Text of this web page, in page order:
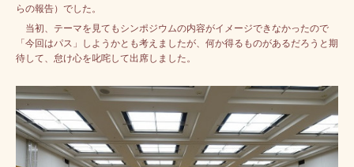
らの報告）でした。
当初、テーマを見てもシンポジウムの内容がイメージできなかったので
「今回はパス」しようかとも考えましたが、何か得るものがあるだろうと期
待して、怠け心を叱咤して出席しました。